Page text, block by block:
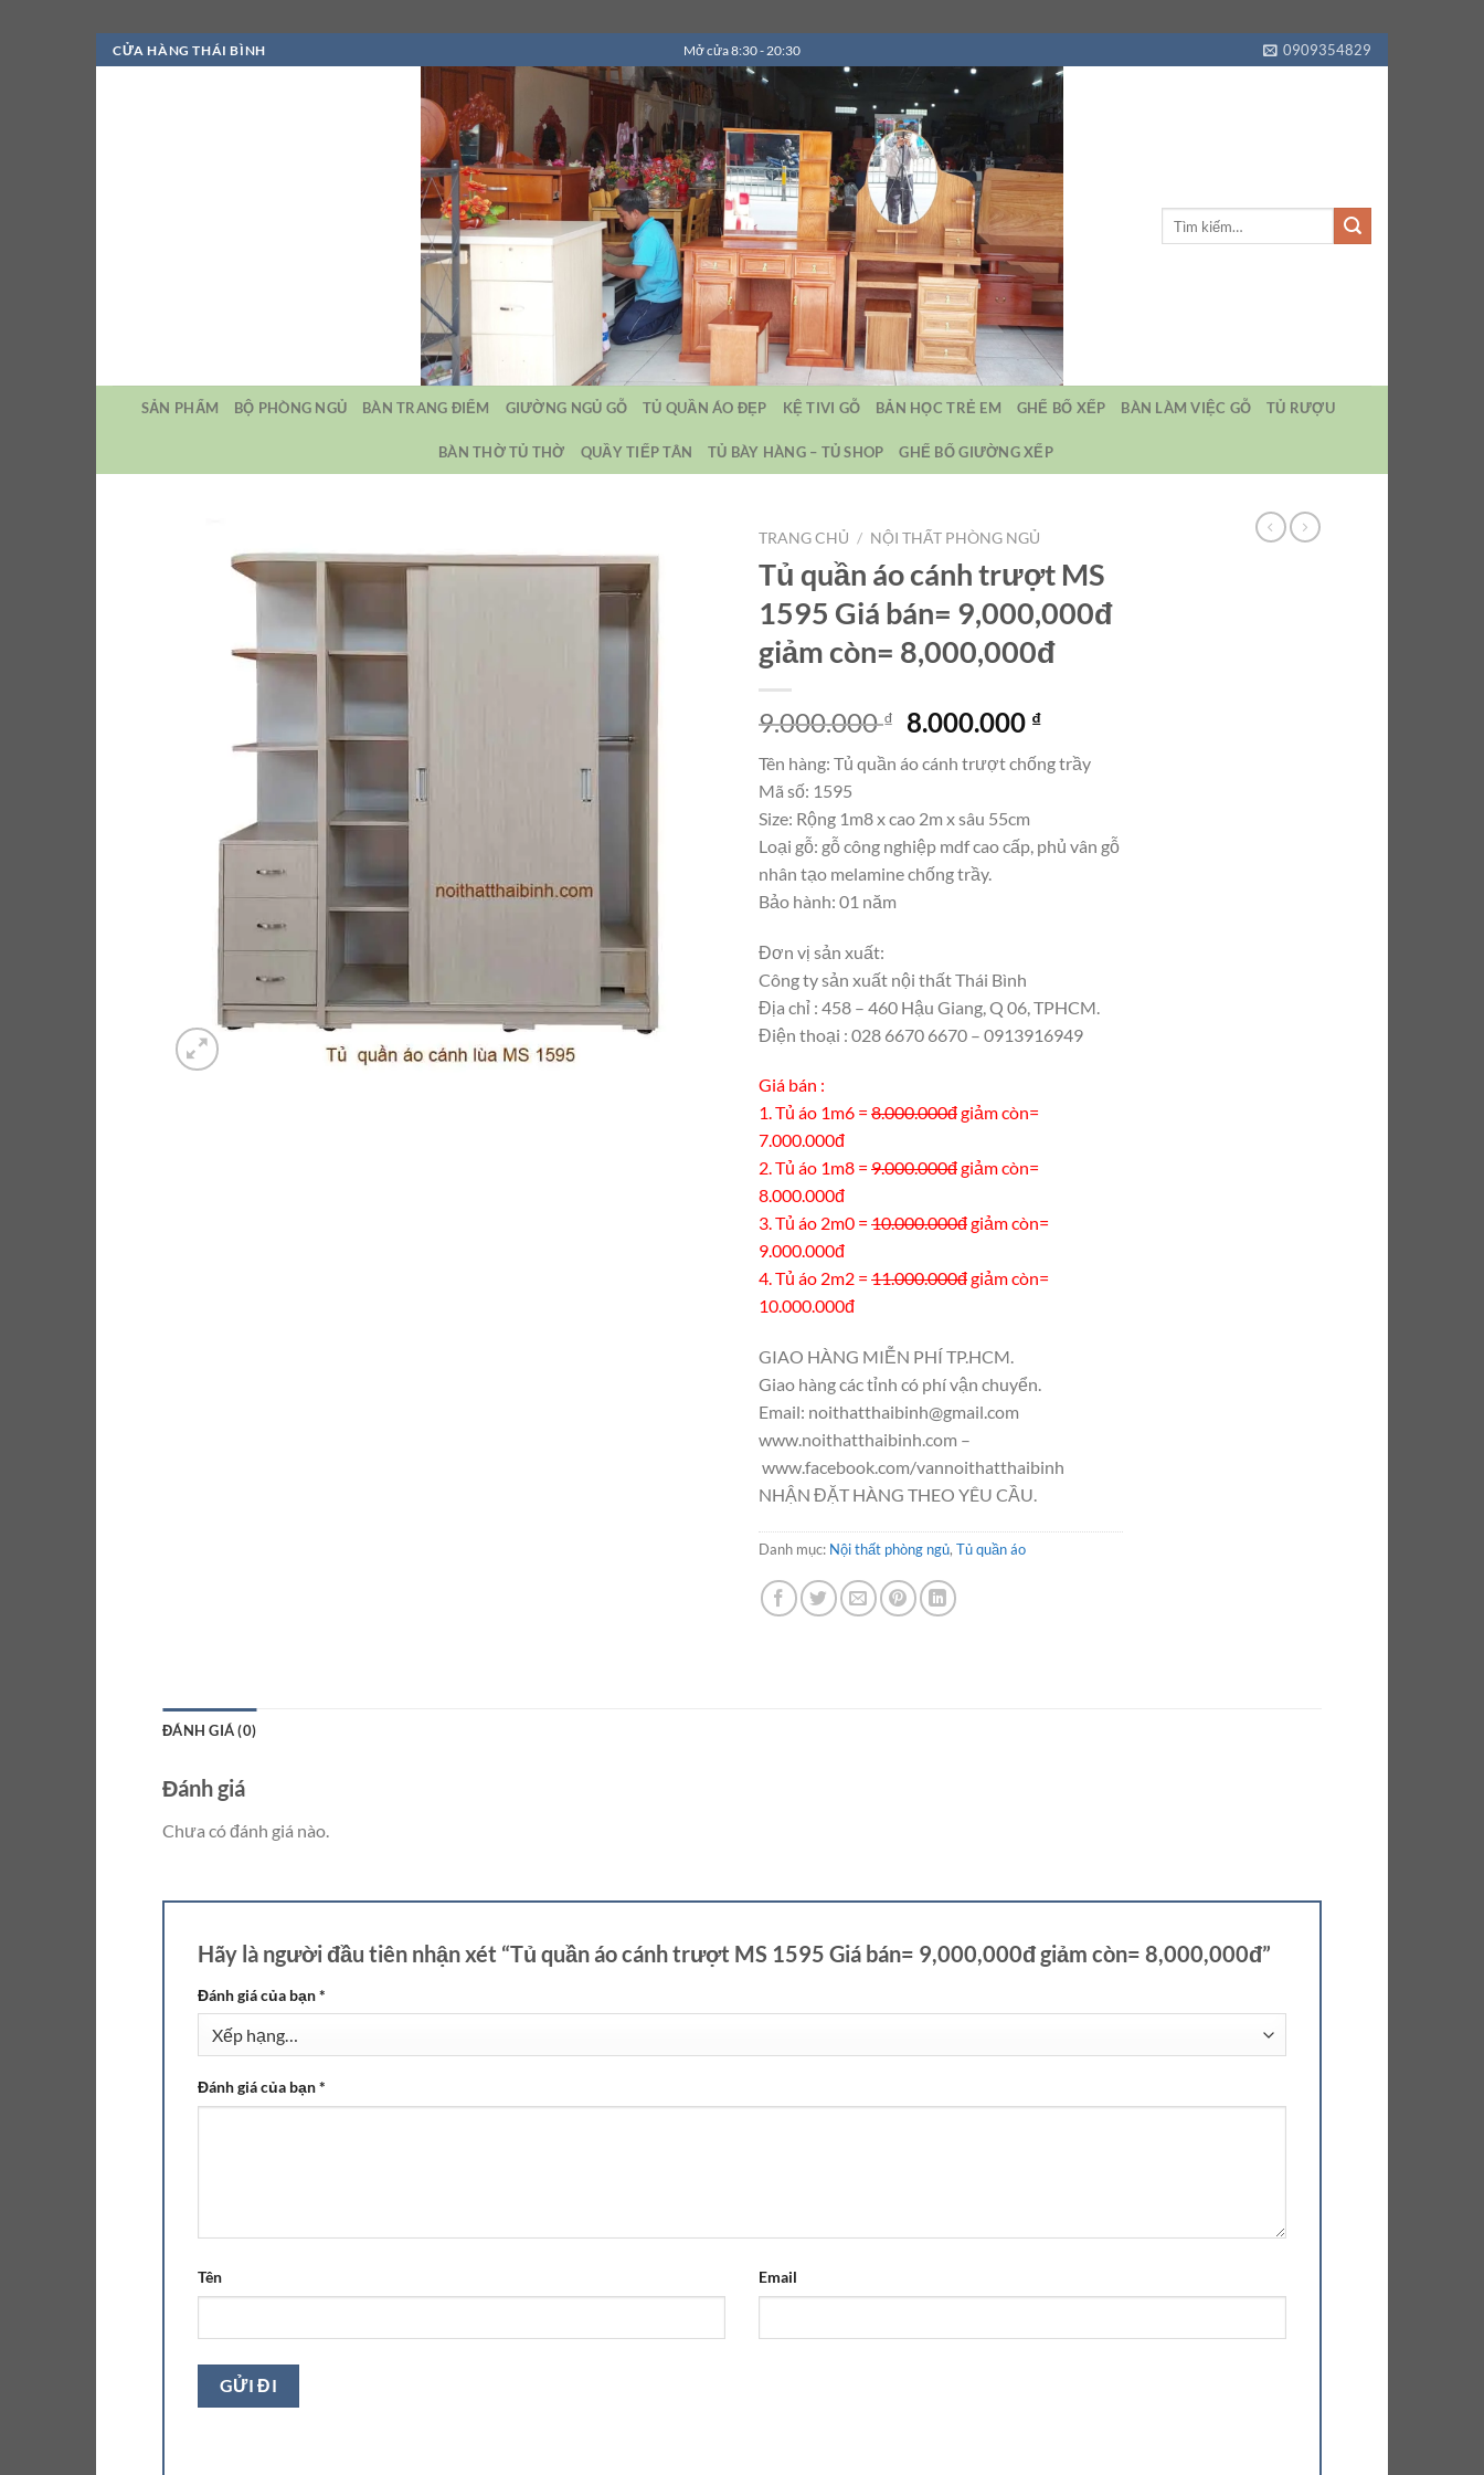
Bỏ
qua
CỬA HÀNG THÁI BÌNH Mở cửa 8:30 - 20:30 0909354829
SẢN PHẨM BỘ PHÒNG NGỦ BÀN TRANG ĐIỂM GIƯỜNG NGỦ GỖ TỦ QUẦN ÁO ĐẸP KỆ TIVI GỖ BẢN HỌC TRẺ EM GHẾ BỐ XẾP BÀN LÀM VIỆC GỖ TỦ RƯỢU
BÀN THỜ TỦ THỜ QUẦY TIẾP TÂN TỦ BÀY HÀNG – TỦ SHOP GHẾ BỐ GIƯỜNG XẾP
TRANG CHỦ / NỘI THẤT PHÒNG NGỦ
Tủ quần áo cánh trượt MS
1595 Giá bán= 9,000,000đ
giảm còn= 8,000,000đ
9.000.000₫
Giá
là:
8.000.000 ₫Giá
tại
Tên hàng: Tủ quần áo cánh trượt chống trầy
Mã số: 1595
Size: Rộng 1m8 x cao 2m x sâu 55cm
Loại gỗ: gỗ công nghiệp mdf cao cấp, phủ vân gỗ
nhân tạo melamine chống trầy.
Bảo hành: 01 năm
Đơn vị sản xuất:
Công ty sản xuất nội thất Thái Bình
Địa chỉ : 458 – 460 Hậu Giang, Q 06, TPHCM.
Điện thoại : 028 6670 6670 – 0913916949
Giá bán :
1. Tủ áo 1m6 = 8.000.000đgiảm còn=
7.000.000đ
2. Tủ áo 1m8 = 9.000.000đgiảm còn=
8.000.000đ
3. Tủ áo 2m0 = 10.000.000đgiảm còn=
9.000.000đ
4. Tủ áo 2m2 = 11.000.000đgiảm còn=
10.000.000đ
GIAO HÀNG MIỄN PHÍ TP.HCM.
Giao hàng các tỉnh có phí vận chuyển.
Email: noithatthaibinh@gmail.com
www.noithatthaibinh.com –
www.facebook.com/vannoithatthaibinh
NHẬN ĐẶT HÀNG THEO YÊU CẦU.
Danh mục: Nội thất phòng ngủ, Tủ quần áo
ĐÁNH GIÁ (0)
Đánh giá
Chưa có đánh giá nào.
Hãy là người đầu tiên nhận xét “Tủ quần áo cánh trượt MS 1595 Giá bán= 9,000,000đ giảm còn= 8,000,000đ”
Đánh giá của bạn*
Đánh giá của bạn*
Tên Email